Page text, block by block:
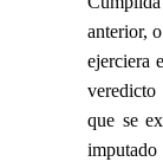
anterior,
ejerciera
que se